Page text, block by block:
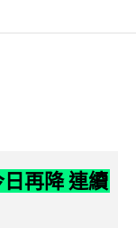
再降 連續